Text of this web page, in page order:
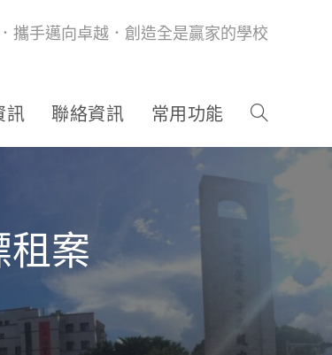
攜手邁向卓越．創造全是贏家的學校
訊 聯絡資訊 常用功能
案